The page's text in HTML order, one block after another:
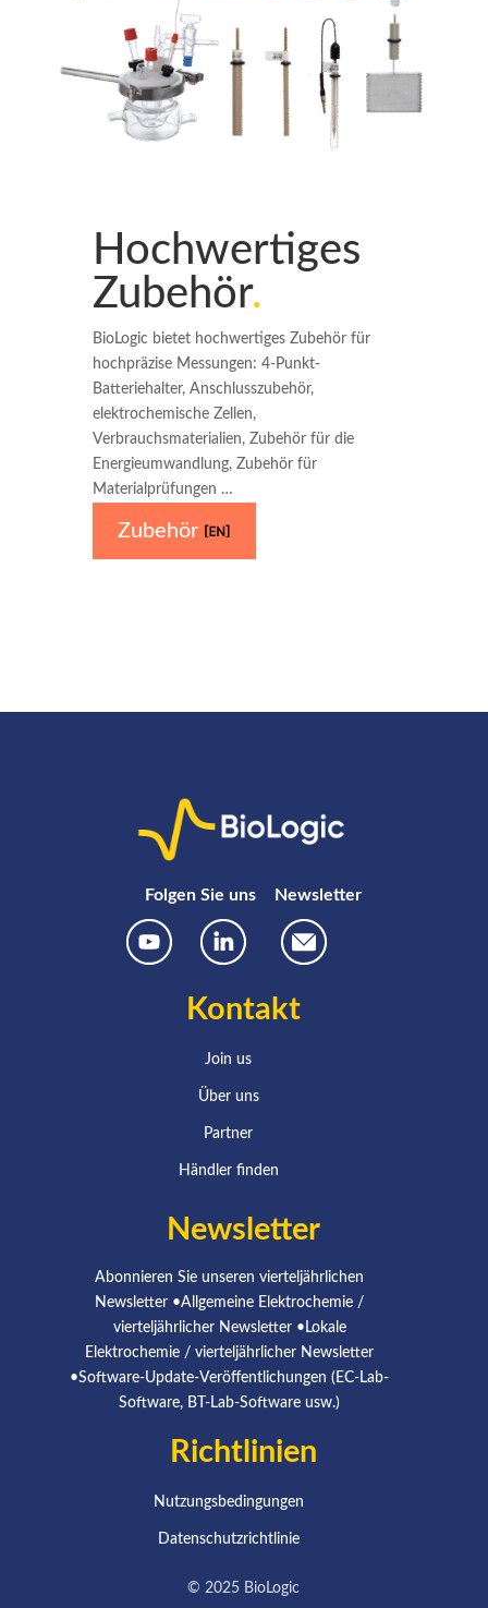
Hochwertiges
Zubehör.
BioLogic bietet hochwertiges Zubehör für
hochpräzise Messungen: 4-Punkt-
Batteriehalter, Anschlusszubehör,
elektrochemische Zellen,
Verbrauchsmaterialien, Zubehör für die
Energieumwandlung, Zubehör für
Materialprüfungen …
Zubehör
Folgen Sie uns Newsletter
Kontakt
Join us
Über uns
Partner
Händler finden
Newsletter
Abonnieren Sie unseren vierteljährlichen
Newsletter •Allgemeine Elektrochemie /
vierteljährlicher Newsletter •Lokale
Elektrochemie / vierteljährlicher Newsletter
•Software-Update-Veröffentlichungen (EC-Lab-
Software, BT-Lab-Software usw.)
Richtlinien
Nutzungsbedingungen
Datenschutzrichtlinie
© 2025 BioLogic